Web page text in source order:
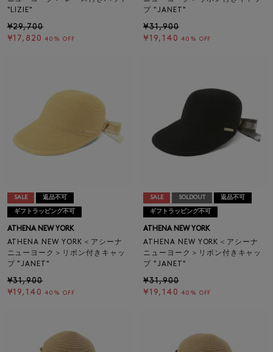
"LIZIE"
¥29,700
¥17,820 40% OFF
プ "JANET"
¥31,900
¥19,140 40% OFF
SALE 返品不可
ギフトラッピング不可
ATHENA NEW YORK
ATHENA NEW YORK＜アシーナ
ニューヨーク＞リボン付きキャッ
プ "JANET"
¥31,900
¥19,140 40% OFF
SALE SOLDOUT 返品不可
ギフトラッピング不可
ATHENA NEW YORK
ATHENA NEW YORK＜アシーナ
ニューヨーク＞リボン付きキャッ
プ "JANET"
¥31,900
¥19,140 40% OFF